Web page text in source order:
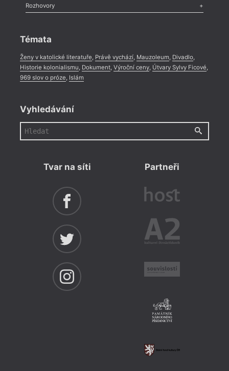
Literární zítřky
Celá rubrika
Rozhovory
Témata
Ženy v katolické literatuře, Právě vychází, Mauzoleum, Divadlo,
Historie kolonialismu, Dokument, Výroční ceny, Útvary Sylvy Ficové,
969 slov o próze, Islám
Vyhledávání
Tvar na síti Partneři